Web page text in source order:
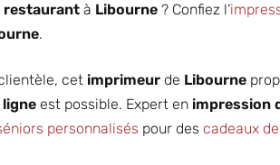
restaurant à Libourne ? Confiez l’
.
cet imprimeur de Libourne
est possible. Expert en impression
personnalisés pour des cadeaux